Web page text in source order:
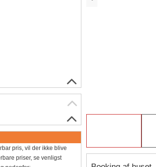
pris, vil der ikke blive
priser, se venligst